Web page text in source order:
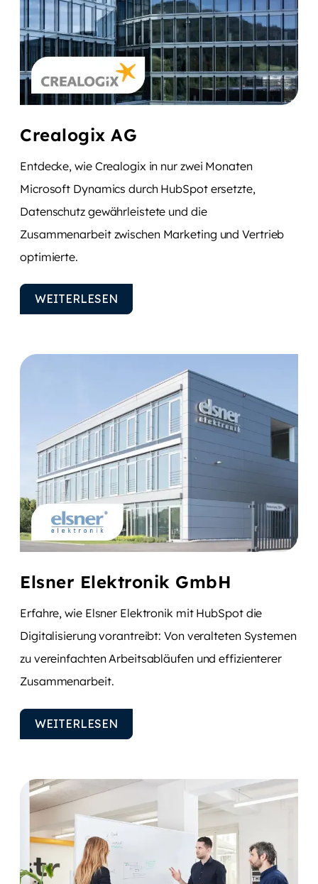
Crealogix AG
Entdecke, wie Crealogix in nur zwei Monaten
Microsoft Dynamics durch HubSpot ersetzte,
Datenschutz gewährleistete und die
Zusammenarbeit zwischen Marketing und Vertrieb
optimierte.
WEITERLESEN
Elsner Elektronik GmbH
Erfahre, wie Elsner Elektronik mit HubSpot die
Digitalisierung vorantreibt: Von veralteten Systemen
zu vereinfachten Arbeitsabläufen und effizienterer
Zusammenarbeit.
WEITERLESEN